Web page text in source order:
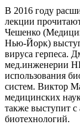
В 2016 году
лекции
Чешенко
Нью-Йорк)
вируса герпеса.
мед.инженерии
использования
систем. Виктор
медицинских
также выступит с
биотехнологий.